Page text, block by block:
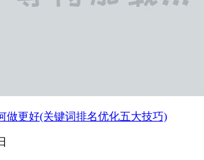
做更好(关键词排名优化五大技巧)